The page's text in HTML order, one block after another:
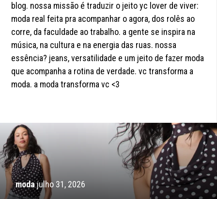
blog. nossa missão é traduzir o jeito yc lover de viver:
moda real feita pra acompanhar o agora, dos rolês ao
corre, da faculdade ao trabalho. a gente se inspira na
música, na cultura e na energia das ruas. nossa
essência? jeans, versatilidade e um jeito de fazer moda
que acompanha a rotina de verdade. vc transforma a
moda. a moda transforma vc <3
modajulho 31, 2026